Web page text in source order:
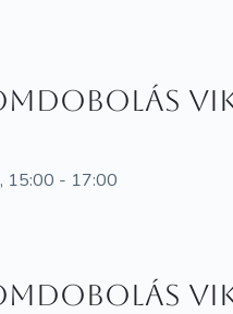
15:00 - 17:00